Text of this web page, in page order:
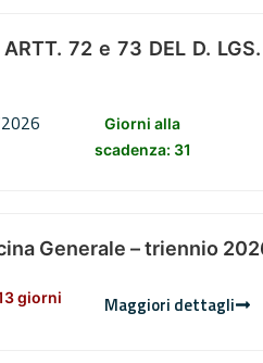
72 e 73 DEL D.
Giorni alla
scadenza: 31
Generale – triennio
giorni Maggiori dettagli